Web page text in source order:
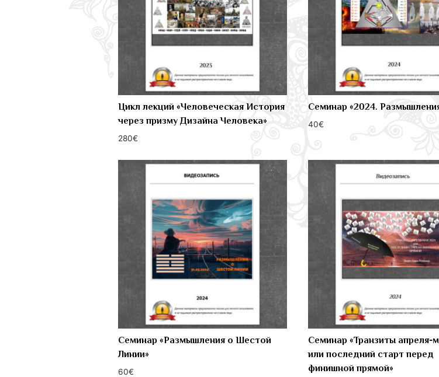
Цикл лекций «Человеческая История
через призму Дизайна Человека»
280€
Семинар «2024.
40€
Семинар «Размышления о Шестой
Линии»
60€
Семинар «Транзиты апреля-
или последний старт перед
финишной прямой»